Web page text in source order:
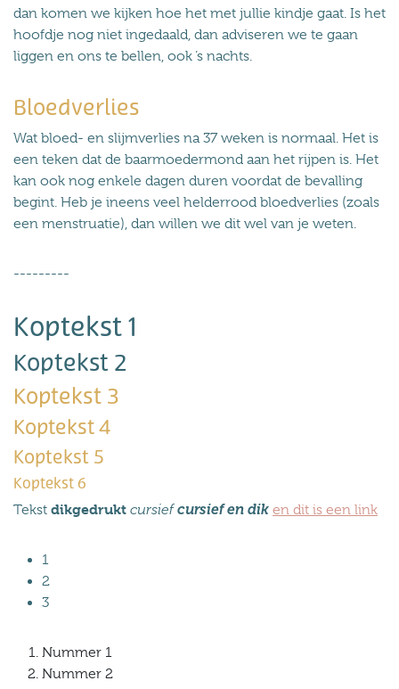
dan komen we kijken hoe het met jullie kindje gaat. Is het
hoofdje nog niet ingedaald, dan adviseren we te gaan
liggen en ons te bellen, ook ’s nachts.
Bloedverlies
Wat bloed- en slijmverlies na 37 weken is normaal. Het is
een teken dat de baarmoedermond aan het rijpen is. Het
kan ook nog enkele dagen duren voordat de bevalling
begint. Heb je ineens veel helderrood bloedverlies (zoals
een menstruatie), dan willen we dit wel van je weten.
---------
Koptekst 1
Koptekst 2
Koptekst 3
Koptekst 4
Koptekst 5
Koptekst 6
Tekst dikgedrukt cursiefcursief en dik en dit is een link
1
2
3
Nummer 1
Nummer 2